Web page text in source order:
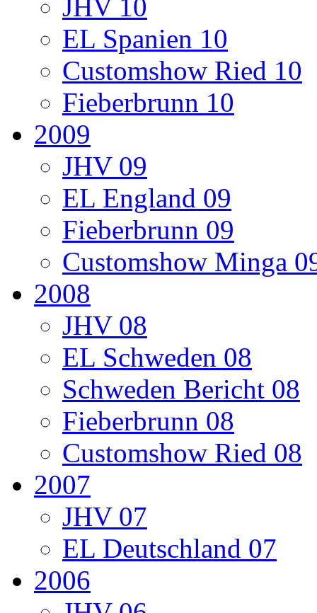
JHV 10
EL Spanien 10
Customshow Ried 10
Fieberbrunn 10
2009
JHV 09
EL England 09
Fieberbrunn 09
Customshow Minga
2008
JHV 08
EL Schweden 08
Schweden Bericht 08
Fieberbrunn 08
Customshow Ried 08
2007
JHV 07
EL Deutschland 07
2006